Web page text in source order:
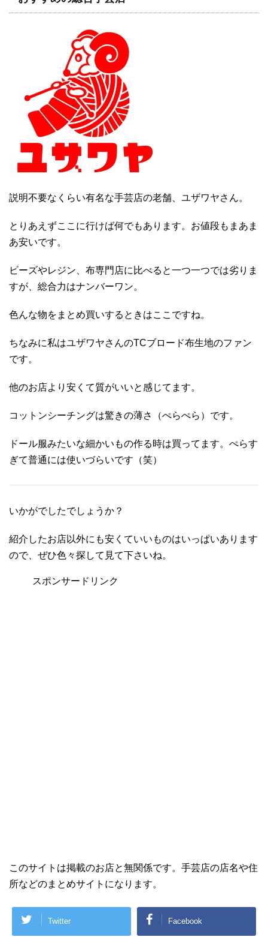
説明不要なくらい有名な手芸店の老舗、ユザワヤさん。
とりあえずここに行けば何でもあります。お値段もまあま
あ安いです。
ビーズやレジン、布専門店に比べると一つ一つでは劣りま
すが、総合力はナンバーワン。
色んな物をまとめ買いするときはここですね。
ちなみに私はユザワヤさんのTCブロード布生地のファン
です。
他のお店より安くて質がいいと感じてます。
コットンシーチングは驚きの薄さ（ぺらぺら）です。
ドール服みたいな細かいもの作る時は買ってます。ぺらす
ぎて普通には使いづらいです（笑）
いかがでしたでしょうか？
紹介したお店以外にも安くていいものはいっぱいあります
ので、ぜひ色々探して見て下さいね。
スポンサードリンク
このサイトは掲載のお店と無関係です。手芸店の店名や住
所などのまとめサイトになります。
Twitter Facebook